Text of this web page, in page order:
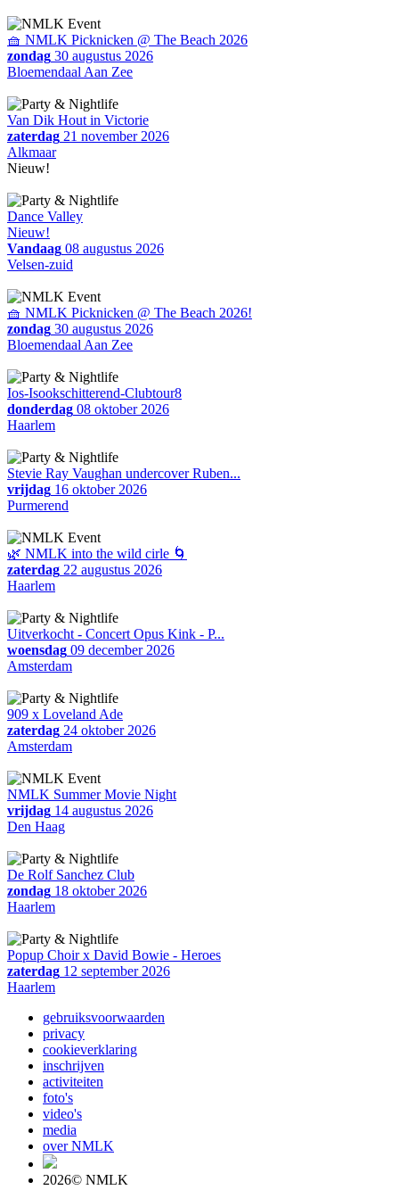
🧺 NMLK Picknicken @ The Beach 2026
zondag 30 augustus 2026
Bloemendaal Aan Zee
Van Dik Hout in Victorie
zaterdag 21 november 2026
Alkmaar
Nieuw!
Dance Valley
Nieuw!
Vandaag 08 augustus 2026
Velsen-zuid
🧺 NMLK Picknicken @ The Beach 2026!
zondag 30 augustus 2026
Bloemendaal Aan Zee
Ios-Isookschitterend-Clubtour8
donderdag 08 oktober 2026
Haarlem
Stevie Ray Vaughan undercover Ruben...
vrijdag 16 oktober 2026
Purmerend
🌿 NMLK into the wild cirle 🌀
zaterdag 22 augustus 2026
Haarlem
Uitverkocht - Concert Opus Kink - P...
woensdag 09 december 2026
Amsterdam
909 x Loveland Ade
zaterdag 24 oktober 2026
Amsterdam
NMLK Summer Movie Night
vrijdag 14 augustus 2026
Den Haag
De Rolf Sanchez Club
zondag 18 oktober 2026
Haarlem
Popup Choir x David Bowie - Heroes
zaterdag 12 september 2026
Haarlem
gebruiksvoorwaarden
privacy
cookieverklaring
inschrijven
activiteiten
foto's
video's
media
over NMLK
2026© NMLK